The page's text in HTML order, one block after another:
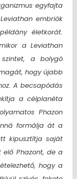
egyfajta
embriók
életkorát.
a Leviathan
a bolygó
hogy újabb
A becsapódás
a célplanéta
Phazon
formálja át a
kipusztítja saját
Phazont, de a
hogy a